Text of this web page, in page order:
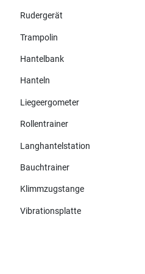
Rudergerät
Trampolin
Hantelbank
Hanteln
Liegeergometer
Rollentrainer
Langhantelstation
Bauchtrainer
Klimmzugstange
Vibrationsplatte